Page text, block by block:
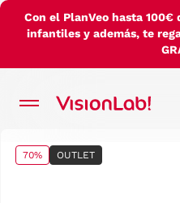
Con el PlanVeo hasta 100€
infantiles y además, te
70% OUTLET